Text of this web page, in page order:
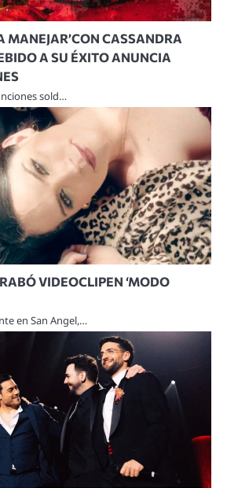
MANEJAR’CON CASSANDRA
A SU ÉXITO ANUNCIA
sold…
VIDEOCLIPEN ‘MODO
en San Angel,…